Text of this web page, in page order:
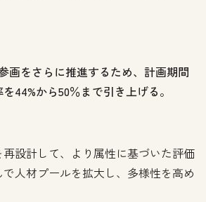
画をさらに推進するため、計画期間
44%から50％まで引き上げる。
設計して、より属性に基づいた評価
人材プールを拡大し、多様性を高め